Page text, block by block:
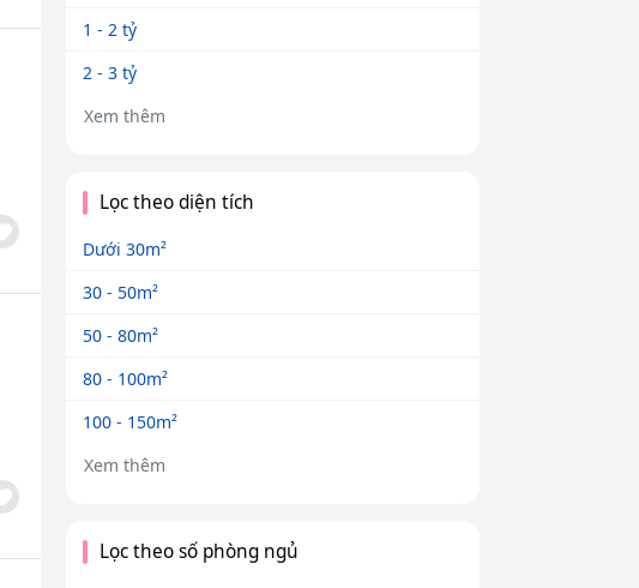
1 - 2 tỷ
2 - 3 tỷ
Xem thêm
Lọc theo diện tích
Dưới 30m²
30 - 50m²
50 - 80m²
80 - 100m²
100 - 150m²
Xem thêm
Lọc theo số phòng ngủ